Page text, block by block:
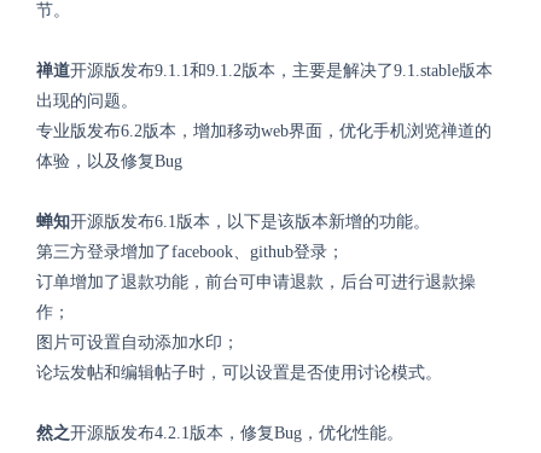
节。
禅道开源版发布9.1.1和9.1.2版本，主要是解决了9.1.stable版本
出现的问题。
专业版发布6.2版本，增加移动web界面，优化手机浏览禅道的
体验，以及修复Bug
蝉知开源版发布6.1版本，以下是该版本新增的功能。
第三方登录增加了facebook、github登录；
订单增加了退款功能，前台可申请退款，后台可进行退款操
作；
图片可设置自动添加水印；
论坛发帖和编辑帖子时，可以设置是否使用讨论模式。
然之开源版发布4.2.1版本，修复Bug，优化性能。